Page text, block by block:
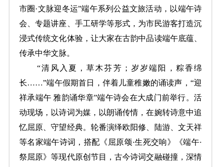
市圈·文脉迎冬运”端午系列公益文旅活动，以端午诗
会、专题讲座、手工研学等形式，为市民游客打造沉
浸式传统文化体验，让大家在古韵中品读端午底蕴、
传承中华文脉。
“清风入夏，草木芬芳；岁岁端阳，粽香绵
长……”端午假期首日，伴着儿童稚嫩的诵读声，“迎
祥承端午 雅韵诵华章”端午诗会在大成门前举行。活
动现场，以诗词为媒，以朗诵传情，在婉转诗意中追
忆屈原、守望经典。轮番演绎欧阳修、陆游、文天祥
等名家端午诗词，搭配《屈原颂·生死交响》《端午·
祭屈原》等现代原创节目，古今诗词交融碰撞，深情